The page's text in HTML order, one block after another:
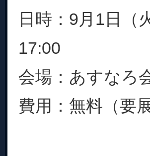
日時：9月1日（
17:00
会場：あすなろ
費用：無料（要